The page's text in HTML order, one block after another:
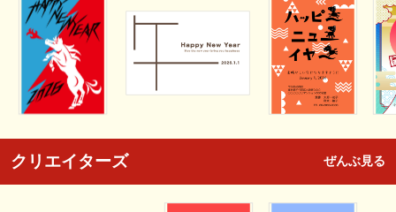
クリエイターズ ぜんぶ見る